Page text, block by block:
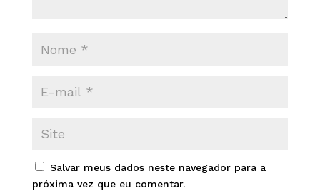
Salvar meus dados neste navegador para a
próxima vez que eu comentar.